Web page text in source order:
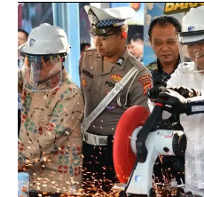
Diamankan